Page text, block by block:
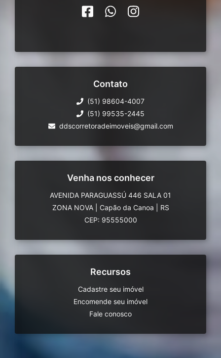
Contato
(51) 98604-4007
(51) 99535-2445
ddscorretoradeimoveis@gmail.com
Venha nos conhecer
AVENIDA PARAGUASSÚ 446 SALA 01
ZONA NOVA
Capão da Canoa
RS
CEP: 95555000
Recursos
Cadastre seu imóvel
Encomende seu imóvel
Fale conosco